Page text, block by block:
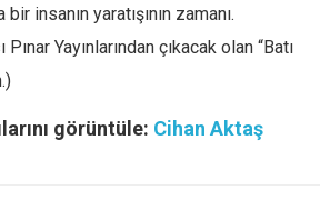
insanın yaratışının zamanı.
Yayınlarından çıkacak olan “Batı
görüntüle: Cihan Aktaş